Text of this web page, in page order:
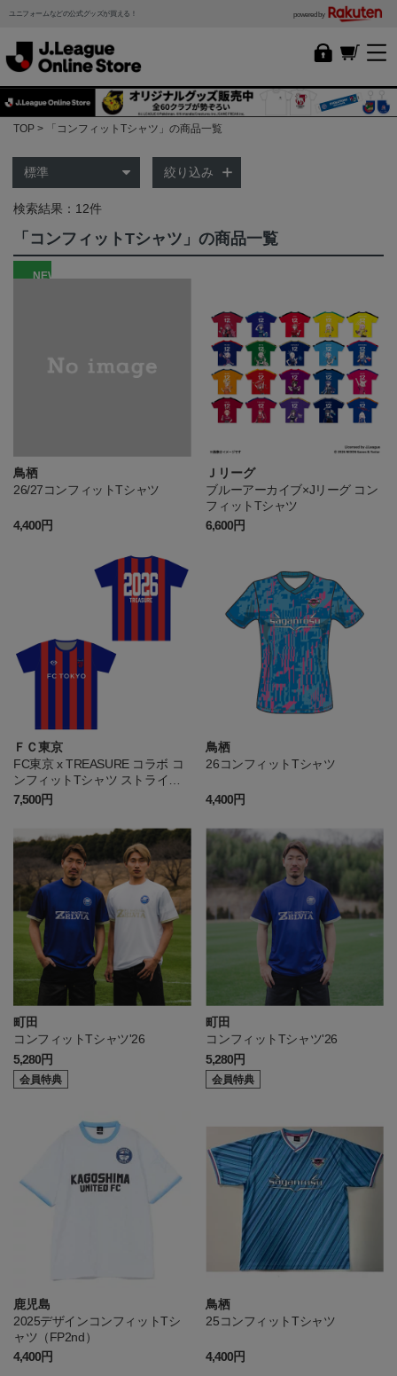
ユニフォームなどの公式グッズが買える！ powered by
TOP 「コンフィットTシャツ」の商品一覧
絞り込み
検索結果：12件
「コンフィットTシャツ」の商品一覧
NEW
鳥栖
26/27コンフィットTシャツ
4,400円
Ｊリーグ
ブルーアーカイブ×Jリーグ コン
フィットTシャツ
6,600円
ＦＣ東京
FC東京 x TREASURE コラボ コ
ンフィットTシャツ ストライプ
BLU
7,500円
鳥栖
26コンフィットTシャツ
4,400円
町田
コンフィットTシャツ'26
5,280円
会員特典
町田
コンフィットTシャツ'26
5,280円
会員特典
鹿児島
2025デザインコンフィットTシ
ャツ（FP2nd）
4,400円
鳥栖
25コンフィットTシャツ
4,400円